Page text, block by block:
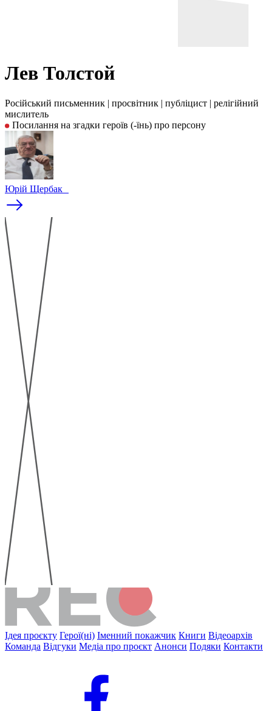
Лев Толстой
Російський письменник | просвітник | публіцист | релігійний
мислитель
Посилання на згадки героїв (-їнь) про персону
Юрій Щербак
Ідея проєкту Герої(ні) Іменний покажчик Книги Відеоархів
Команда Відгуки Медіа про проєкт Анонси Подяки Контакти